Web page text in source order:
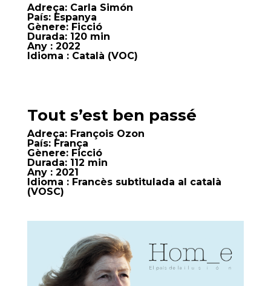
Adreça:Carla Simón
País:Espanya
Gènere:Ficció
Durada:120 min
Any: 2022
Idioma : Català (VOC)
Tout s’est ben passé
Adreça:François Ozon
País:França
Gènere:Ficció
Durada:112 min
Any: 2021
Idioma : Francès subtitulada al català
(VOSC)